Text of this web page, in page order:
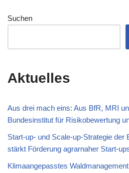
Suchen
Aktuelles
Aus drei mach eins: Aus BfR, MRI
Bundesinstitut für Risikobewertung
Start-up- und Scale-up-Strategie der
stärkt Förderung agrarnaher Start-
Klimaangepasstes